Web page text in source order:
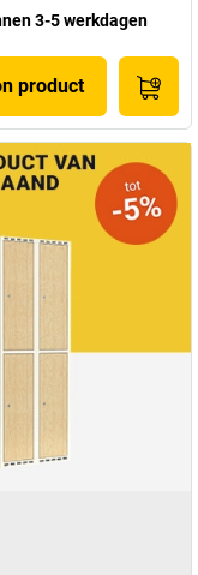
3-5 werkdagen
product